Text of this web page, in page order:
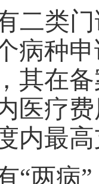
二类
病种
其在
医疗
内最
“两病”